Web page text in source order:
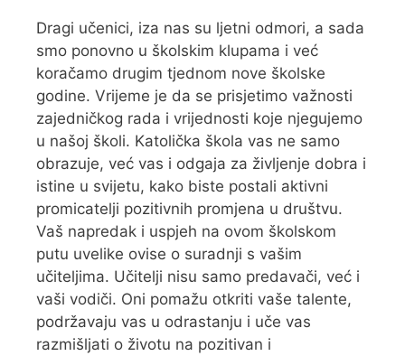
Dragi učenici, iza nas su ljetni odmori, a sada
smo ponovno u školskim klupama i već
koračamo drugim tjednom nove školske
godine. Vrijeme je da se prisjetimo važnosti
zajedničkog rada i vrijednosti koje njegujemo
u našoj školi. Katolička škola vas ne samo
obrazuje, već vas i odgaja za življenje dobra i
istine u svijetu, kako biste postali aktivni
promicatelji pozitivnih promjena u društvu.
Vaš napredak i uspjeh na ovom školskom
putu uvelike ovise o suradnji s vašim
učiteljima. Učitelji nisu samo predavači, već i
vaši vodiči. Oni pomažu otkriti vaše talente,
podržavaju vas u odrastanju i uče vas
razmišljati o životu na pozitivan i